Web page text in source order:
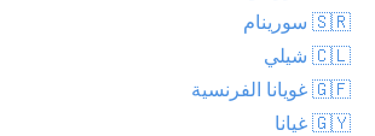
🇸🇷 سورينام
🇨🇱 شيلي
🇬🇫 غويانا الفرنسية
🇬🇾 غيانا